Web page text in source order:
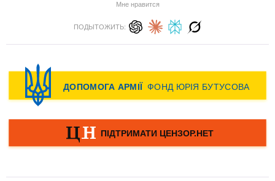
Мне нравится
ПОДЫТОЖИТЬ: